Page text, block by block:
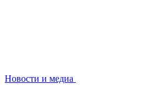
Новости и медиа